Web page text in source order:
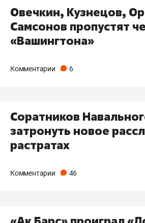
Овечкин, Кузнецов,
Самсонов пропустят
«Вашингтона»
Комментарии 6
Соратников
затронуть новое
растратах
Комментарии 46